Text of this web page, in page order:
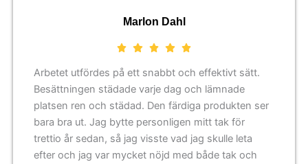
Marlon Dahl
Arbetet utfördes på ett snabbt och effektivt sätt.
Besättningen städade varje dag och lämnade
platsen ren och städad. Den färdiga produkten ser
bara bra ut. Jag bytte personligen mitt tak för
trettio år sedan, så jag visste vad jag skulle leta
efter och jag var mycket nöjd med både tak och